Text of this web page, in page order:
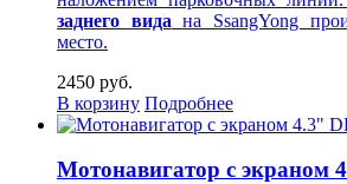
заднего вида на SsangYong
место.
2450 руб.
В корзину Подробнее
Мотонавигатор с экраном